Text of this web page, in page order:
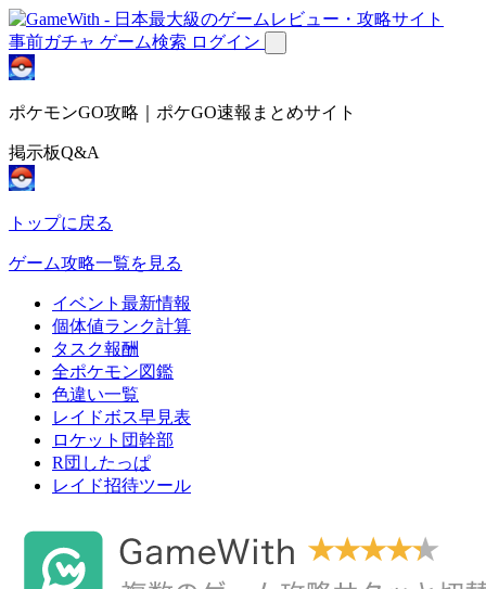
事前ガチャ ゲーム検索 ログイン
ポケモンGO攻略｜ポケGO速報まとめサイト
掲示板Q&A
トップに戻る
ゲーム攻略一覧を見る
イベント最新情報
個体値ランク計算
タスク報酬
全ポケモン図鑑
色違い一覧
レイドボス早見表
ロケット団幹部
R団したっぱ
レイド招待ツール